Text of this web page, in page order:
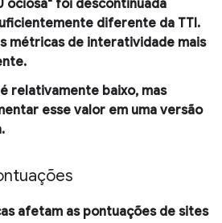
ociosa" foi descontinuada
diferente da TTI.
métricas de interatividade mais
relativamente baixo, mas
esse valor em uma versão
afetam as pontuações de sites